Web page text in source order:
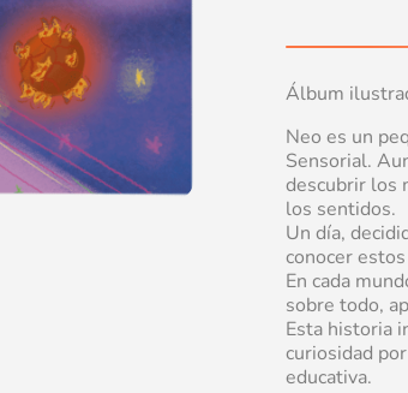
Álbum
Neo es un
Sensorial.
descubrir los
los sentidos.
Un día,
conocer
En cada
sobre todo,
Esta historia
curiosidad
educativa.